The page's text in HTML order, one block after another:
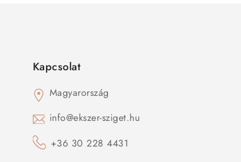
Kapcsolat
Magyarország
info@ekszer-sziget.hu
+36 30 228 4431